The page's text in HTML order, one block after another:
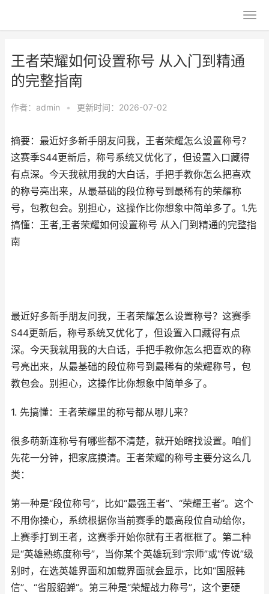
王者荣耀如何设置称号 从入门到精通
的完整指南
作者： admin • 更新时间：2026-07-02
摘要：最近好多新手朋友问我，王者荣耀怎么设置称号？
这赛季S44更新后，称号系统又优化了，但设置入口藏得
有点深。今天我就用我的大白话，手把手教你怎么把喜欢
的称号亮出来，从最基础的段位称号到最稀有的荣耀称
号，包教包会。别担心，这操作比你想象中简单多了。1.先
搞懂：王者,王者荣耀如何设置称号 从入门到精通的完整指
南
最近好多新手朋友问我，王者荣耀怎么设置称号？这赛季
S44更新后，称号系统又优化了，但设置入口藏得有点
深。今天我就用我的大白话，手把手教你怎么把喜欢的称
号亮出来，从最基础的段位称号到最稀有的荣耀称号，包
教包会。别担心，这操作比你想象中简单多了。
1. 先搞懂：王者荣耀里的称号都从哪儿来？
很多萌新连称号有哪些都不清楚，就开始瞎找设置。咱们
先花一分钟，把家底摸清。王者荣耀的称号主要分这么几
类：
第一种是“段位称号”，比如“最强王者”、“荣耀王者”。这个
不用你操心，系统根据你当前赛季的最高段位自动给你，
上赛季打到王者，这赛季开始你就有王者框框了。第二种
是“英雄熟练度称号”，当你某个英雄玩到“宗师”或“传说”级
别时，在选英雄界面和加载界面就会显示，比如“国服韩
信”、“省服貂蝉”。第三种是“荣耀战力称号”，这个更硬